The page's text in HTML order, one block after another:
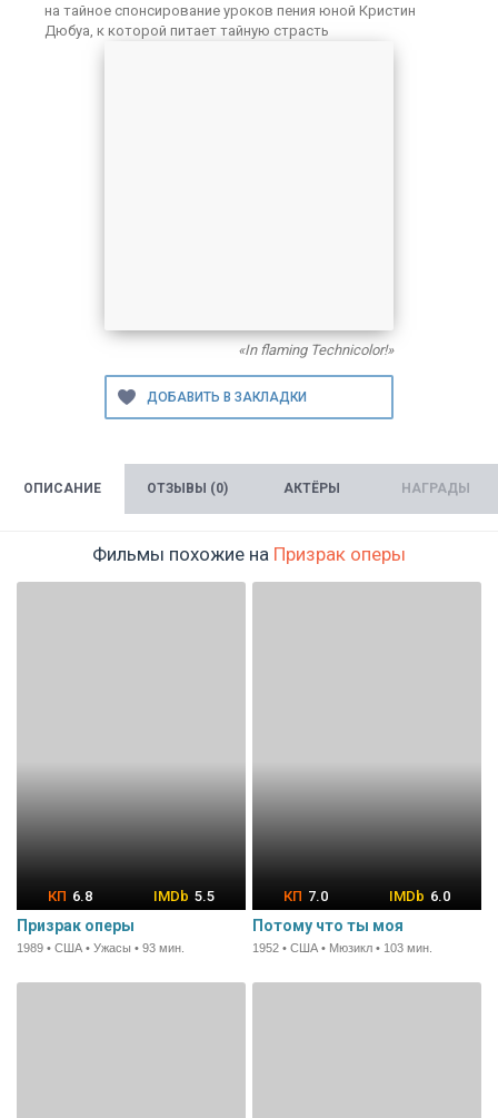
на тайное спонсирование уроков пения юной Кристин
Дюбуа, к которой питает тайную страсть
«In flaming Technicolor!»
ОПИСАНИЕ ОТЗЫВЫ (0) АКТЁРЫ НАГРАДЫ
Фильмы похожие на Призрак оперы
6.8 5.5
Призрак оперы
1989 • США • Ужасы • 93 мин.
7.0 6.0
Потому что ты моя
1952 • США • Мюзикл • 103 мин.